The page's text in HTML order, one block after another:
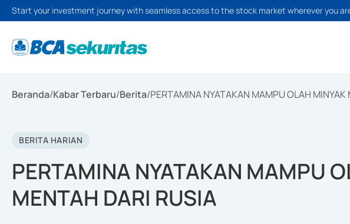
Start your investment journey with seamless access to the stock market wherever you
Beranda/Kabar Terbaru/Berita/PERTAMINA NYATAKAN MAMPU OLAH MINYAK
BERITA HARIAN
PERTAMINA NYATAKAN MAMPU
MENTAH DARI RUSIA